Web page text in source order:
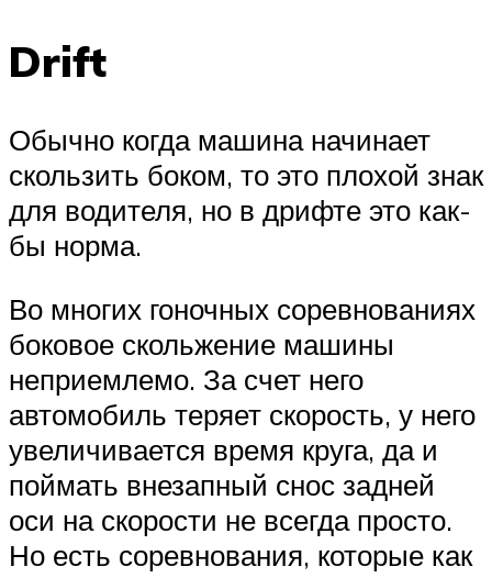
Drift
Обычно когда машина начинает
скользить боком, то это плохой знак
для водителя, но в дрифте это как-
бы норма.
Во многих гоночных соревнованиях
боковое скольжение машины
неприемлемо. За счет него
автомобиль теряет скорость, у него
увеличивается время круга, да и
поймать внезапный снос задней
оси на скорости не всегда просто.
Но есть соревнования, которые как